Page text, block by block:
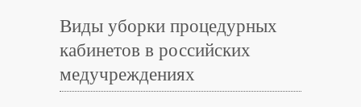
Виды уборки процедурных
кабинетов в российских
медучреждениях